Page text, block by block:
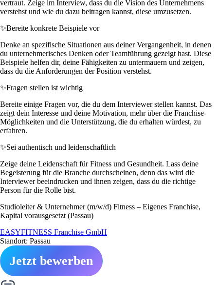
vertraut. Zeige im Interview, dass du die Vision des Unternehmens
verstehst und wie du dazu beitragen kannst, diese umzusetzen.
✨Bereite konkrete Beispiele vor
Denke an spezifische Situationen aus deiner Vergangenheit, in denen
du unternehmerisches Denken oder Teamführung gezeigt hast. Diese
Beispiele helfen dir, deine Fähigkeiten zu untermauern und zeigen,
dass du die Anforderungen der Position verstehst.
✨Fragen stellen ist wichtig
Bereite einige Fragen vor, die du dem Interviewer stellen kannst. Das
zeigt dein Interesse und deine Motivation, mehr über die Franchise-
Möglichkeiten und die Unterstützung, die du erhalten würdest, zu
erfahren.
✨Sei authentisch und leidenschaftlich
Zeige deine Leidenschaft für Fitness und Gesundheit. Lass deine
Begeisterung für die Branche durchscheinen, denn das wird die
Interviewer beeindrucken und ihnen zeigen, dass du die richtige
Person für die Rolle bist.
Studioleiter & Unternehmer (m/w/d) Fitness – Eigenes Franchise,
Kapital vorausgesetzt (Passau)
EASYFITNESS Franchise GmbH
Standort: Passau
Jetzt bewerben